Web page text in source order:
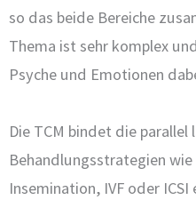
so das beide Bereiche
Thema ist sehr komplex
Psyche und Emotionen
Die TCM bindet die parallel
Behandlungsstrategien
Insemination, IVF oder ICSI